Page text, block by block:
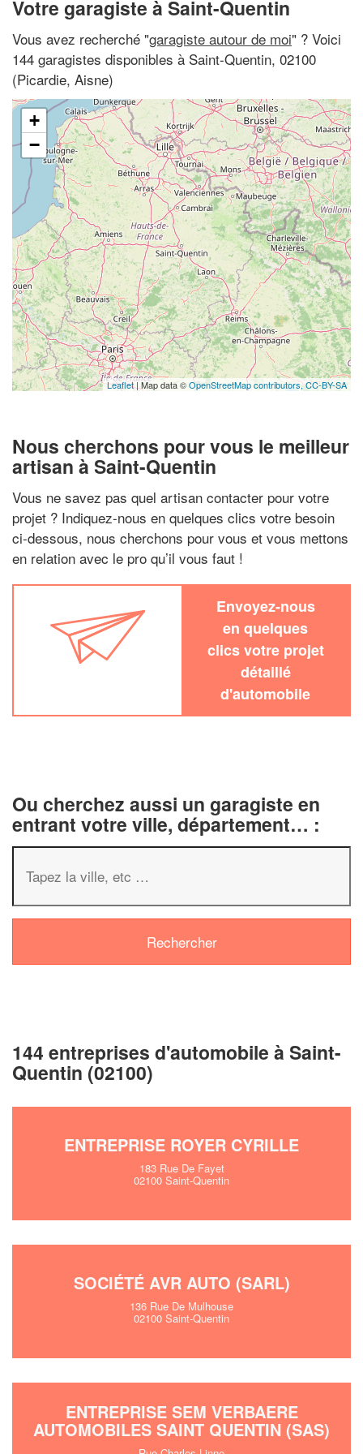
Votre garagiste à Saint-Quentin
Vous avez recherché "garagiste autour de moi" ? Voici
144 garagistes disponibles à Saint-Quentin, 02100
(Picardie, Aisne)
+
−
Leaflet| Map data ©OpenStreetMap contributors,CC-BY-SA
Nous cherchons pour vous le meilleur
artisan à Saint-Quentin
Vous ne savez pas quel artisan contacter pour votre
projet ? Indiquez-nous en quelques clics votre besoin
ci-dessous, nous cherchons pour vous et vous mettons
en relation avec le pro qu’il vous faut !
Envoyez-nous
en quelques
clics votre projet
détaillé
d'automobile
Ou cherchez aussi un garagiste en
entrant votre ville, département… :
144 entreprises d'automobile à Saint-
Quentin (02100)
ENTREPRISE ROYER CYRILLE
183 Rue De Fayet
02100 Saint-Quentin
SOCIÉTÉ AVR AUTO (SARL)
136 Rue De Mulhouse
02100 Saint-Quentin
ENTREPRISE SEM VERBAERE
AUTOMOBILES SAINT QUENTIN (SAS)